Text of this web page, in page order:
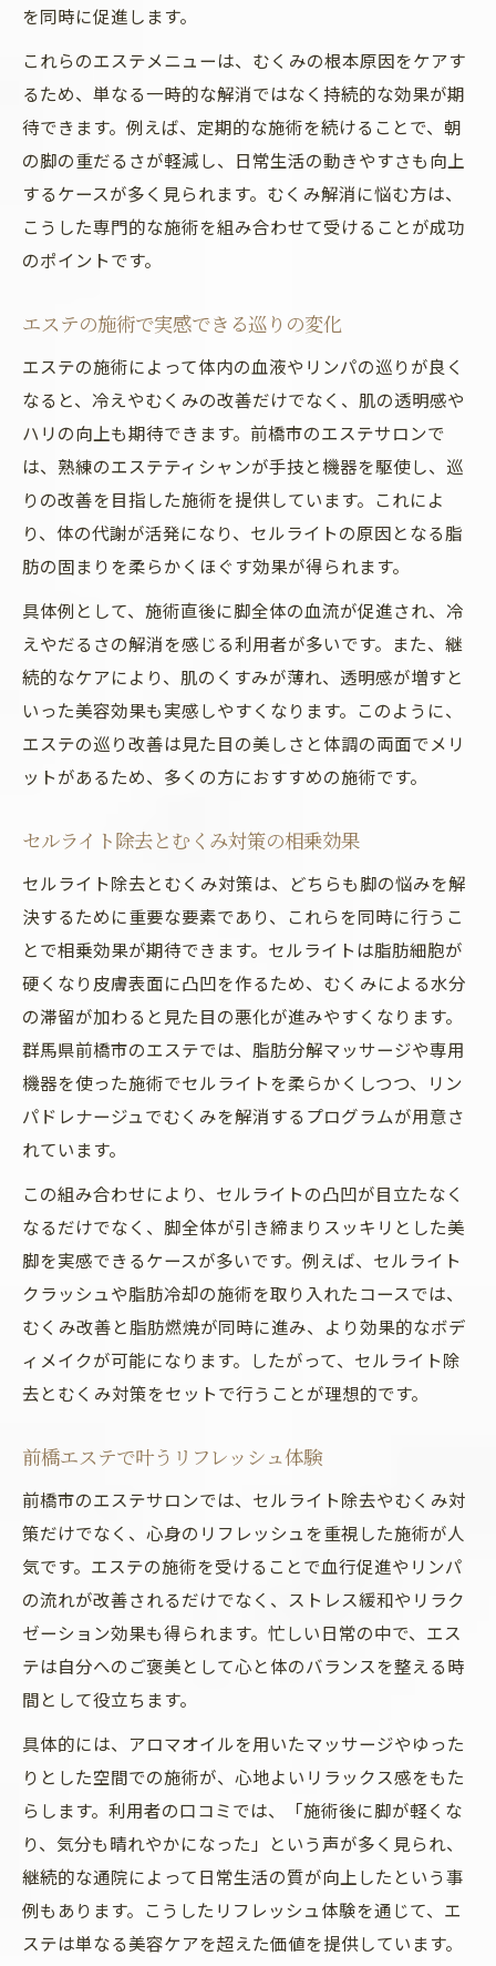
を同時に促進します。
これらのエステメニューは、むくみの根本原因をケアす
るため、単なる一時的な解消ではなく持続的な効果が期
待できます。例えば、定期的な施術を続けることで、朝
の脚の重だるさが軽減し、日常生活の動きやすさも向上
するケースが多く見られます。むくみ解消に悩む方は、
こうした専門的な施術を組み合わせて受けることが成功
のポイントです。
エステの施術で実感できる巡りの変化
エステの施術によって体内の血液やリンパの巡りが良く
なると、冷えやむくみの改善だけでなく、肌の透明感や
ハリの向上も期待できます。前橋市のエステサロンで
は、熟練のエステティシャンが手技と機器を駆使し、巡
りの改善を目指した施術を提供しています。これによ
り、体の代謝が活発になり、セルライトの原因となる脂
肪の固まりを柔らかくほぐす効果が得られます。
具体例として、施術直後に脚全体の血流が促進され、冷
えやだるさの解消を感じる利用者が多いです。また、継
続的なケアにより、肌のくすみが薄れ、透明感が増すと
いった美容効果も実感しやすくなります。このように、
エステの巡り改善は見た目の美しさと体調の両面でメリ
ットがあるため、多くの方におすすめの施術です。
セルライト除去とむくみ対策の相乗効果
セルライト除去とむくみ対策は、どちらも脚の悩みを解
決するために重要な要素であり、これらを同時に行うこ
とで相乗効果が期待できます。セルライトは脂肪細胞が
硬くなり皮膚表面に凸凹を作るため、むくみによる水分
の滞留が加わると見た目の悪化が進みやすくなります。
群馬県前橋市のエステでは、脂肪分解マッサージや専用
機器を使った施術でセルライトを柔らかくしつつ、リン
パドレナージュでむくみを解消するプログラムが用意さ
れています。
この組み合わせにより、セルライトの凸凹が目立たなく
なるだけでなく、脚全体が引き締まりスッキリとした美
脚を実感できるケースが多いです。例えば、セルライト
クラッシュや脂肪冷却の施術を取り入れたコースでは、
むくみ改善と脂肪燃焼が同時に進み、より効果的なボデ
ィメイクが可能になります。したがって、セルライト除
去とむくみ対策をセットで行うことが理想的です。
前橋エステで叶うリフレッシュ体験
前橋市のエステサロンでは、セルライト除去やむくみ対
策だけでなく、心身のリフレッシュを重視した施術が人
気です。エステの施術を受けることで血行促進やリンパ
の流れが改善されるだけでなく、ストレス緩和やリラク
ゼーション効果も得られます。忙しい日常の中で、エス
テは自分へのご褒美として心と体のバランスを整える時
間として役立ちます。
具体的には、アロマオイルを用いたマッサージやゆった
りとした空間での施術が、心地よいリラックス感をもた
らします。利用者の口コミでは、「施術後に脚が軽くな
り、気分も晴れやかになった」という声が多く見られ、
継続的な通院によって日常生活の質が向上したという事
例もあります。こうしたリフレッシュ体験を通じて、エ
ステは単なる美容ケアを超えた価値を提供しています。